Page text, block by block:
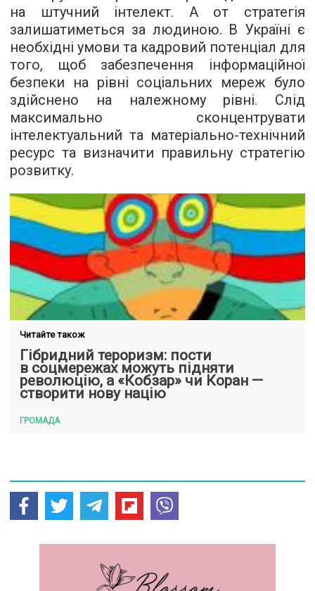
на штучний інтелект. А от стратегія
залишатиметься за людиною. В Україні є
необхідні умови та кадровий потенціал для
того, щоб забезпечення інформаційної
безпеки на рівні соціальних мереж було
здійснено на належному рівні. Слід
максимально сконцентрувати
інтелектуальний та матеріально-технічний
ресурс та визначити правильну стратегію
розвитку.
Читайте також
Гібридний тероризм: пости
в соцмережах можуть підняти
революцію, а «Кобзар» чи Коран —
створити нову націю
ГРОМАДА